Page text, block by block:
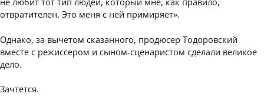
отвратителен. Это меня с ней примиряет».
Однако, за вычетом сказанного, продюсер Тодоровский
вместе с режиссером и сыном-сценаристом сделали великое
дело.
Зачтется.